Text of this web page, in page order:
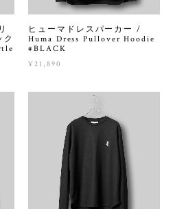
ヒューマドレスパーカー /
Huma Dress Pullover Hoodie
#BLACK
¥21,890